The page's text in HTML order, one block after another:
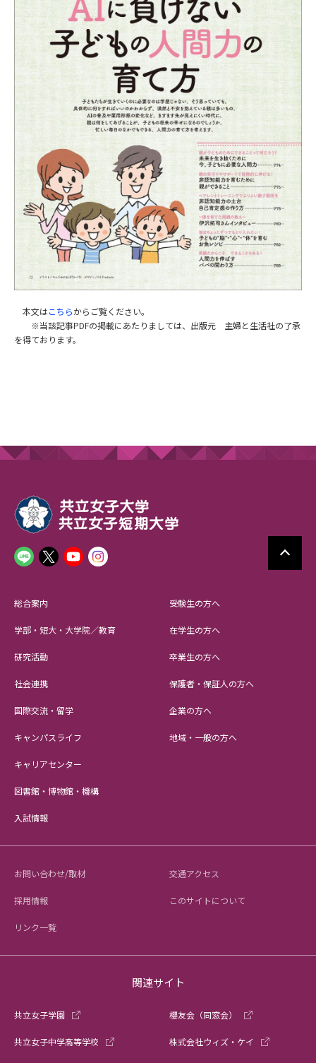
本文はこちらからご覧ください。
※当該記事PDFの掲載にあたりましては、出版元 主婦と生活社の了承
を得ております。
総合案内
学部・短大・大学院／教育
研究活動
社会連携
国際交流・留学
キャンパスライフ
キャリアセンター
図書館・博物館・機構
入試情報
受験生の方へ
在学生の方へ
卒業生の方へ
保護者・保証人の方へ
企業の方へ
地域・一般の方へ
お問い合わせ/取材 交通アクセス
採用情報 このサイトについて
リンク一覧
関連サイト
共立女子学園
共立女子中学高等学校
櫻友会（同窓会）
株式会社ウィズ・ケイ